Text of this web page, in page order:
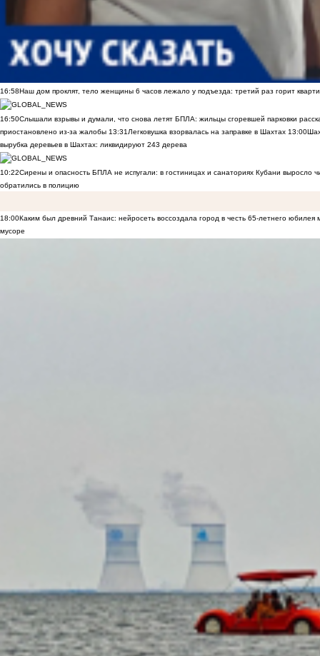
16:58Наш дом проклят, тело женщины 6 часов лежало у подъезда: третий раз горит
16:50Слышали взрывы и думали, что снова летят БПЛА: жильцы сгоревшей парковки
приостановлено из-за жалобы 13:31Легковушка взорвалась на заправке в Шахтах 13:00
вырубка деревьев в Шахтах: ликвидируют 243 дерева
10:22Сирены и опасность БПЛА не испугали: в гостиницах и санаториях Кубани выросло
обратились в полицию
18:00Каким был древний Танаис: нейросеть воссоздала город в честь 65-летнего юбилея
мусоре